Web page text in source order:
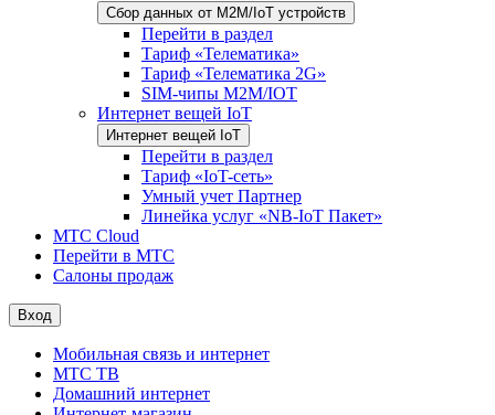
Сбор данных от М2М/IoT устройств
Перейти в раздел
Тариф «Телематика»
Тариф «Телематика 2G»
SIM-чипы М2М/IOT
Интернет вещей IoT
Интернет вещей IoT
Перейти в раздел
Тариф «IoT-сеть»
Умный учет Партнер
Линейка услуг «NB-IoT Пакет»
МТС Cloud
Перейти в МТС
Салоны продаж
Вход
Мобильная связь и интернет
МТС ТВ
Домашний интернет